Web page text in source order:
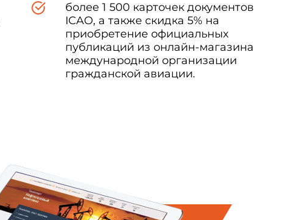
более 1 500 карточек документов
ICAO, а также скидка 5% на
приобретение официальных
публикаций из онлайн-магазина
международной организации
гражданской авиации.